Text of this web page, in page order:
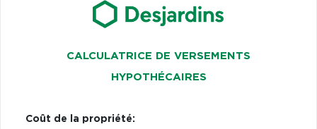
CALCULATRICE DE VERSEMENTS
HYPOTHÉCAIRES
Coût de la propriété: